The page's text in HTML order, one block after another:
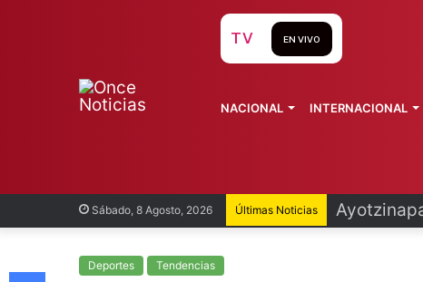
Sábado, 8 Agosto, 2026 Últimas Noticias
TV EN VIVO
NACIONAL INTERNACIONAL
Deportes Tendencias
Facebook